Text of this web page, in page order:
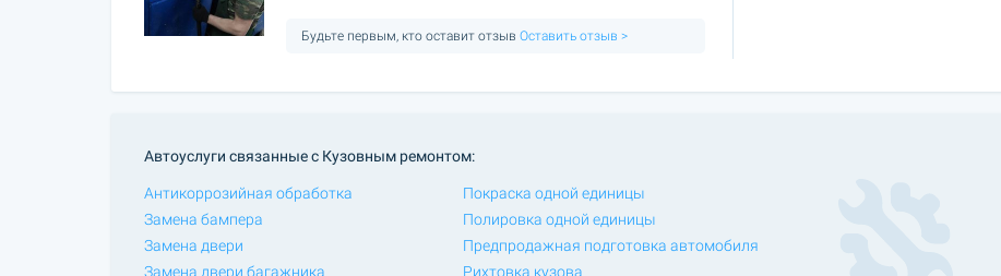
Будьте первым, кто оставит отзыв Оставить отзыв >
Автоуслуги связанные с Кузовным ремонтом:
Антикоррозийная обработка
Замена бампера
Замена двери
Замена двери багажника
Покраска одной единицы
Полировка одной единицы
Предпродажная подготовка автомобиля
Рихтовка кузова